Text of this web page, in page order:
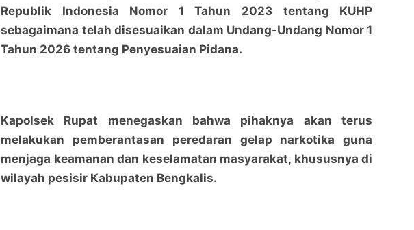
Republik Indonesia Nomor 1 Tahun 2023 tentang KUHP
sebagaimana telah disesuaikan dalam Undang-Undang Nomor 1
Tahun 2026 tentang Penyesuaian Pidana.
Kapolsek Rupat menegaskan bahwa pihaknya akan terus
melakukan pemberantasan peredaran gelap narkotika guna
menjaga keamanan dan keselamatan masyarakat, khususnya di
wilayah pesisir Kabupaten Bengkalis.